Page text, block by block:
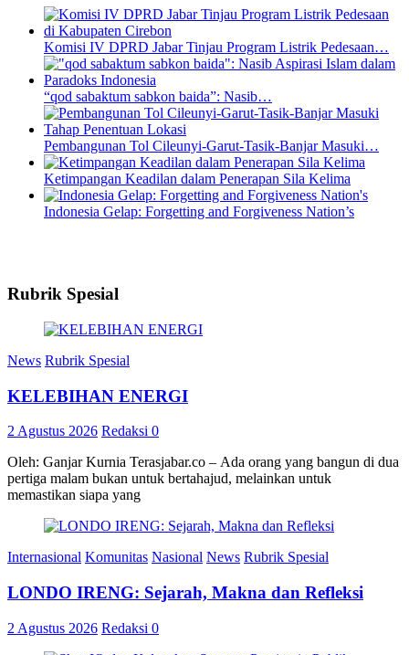
Komisi IV DPRD Jabar Tinjau Program Listrik Pedesaan…
“qod sabaktum sabkon baida”: Nasib…
Pembangunan Tol Cileunyi-Garut-Tasik-Banjar Masuki…
Ketimpangan Keadilan dalam Penerapan Sila Kelima
Indonesia Gelap: Forgetting and Forgiveness Nation’s
Rubrik Spesial
News Rubrik Spesial
KELEBIHAN ENERGI
2 Agustus 2026 Redaksi 0
Oleh: Ganjar Kurnia Terasjabar.co – Ada orang yang bangun di dua
pertiga malam bukan untuk bertahajud, melainkan untuk
memastikan siapa yang
Internasional Komunitas Nasional News Rubrik Spesial
LONDO IRENG: Sejarah, Makna dan Refleksi
2 Agustus 2026 Redaksi 0